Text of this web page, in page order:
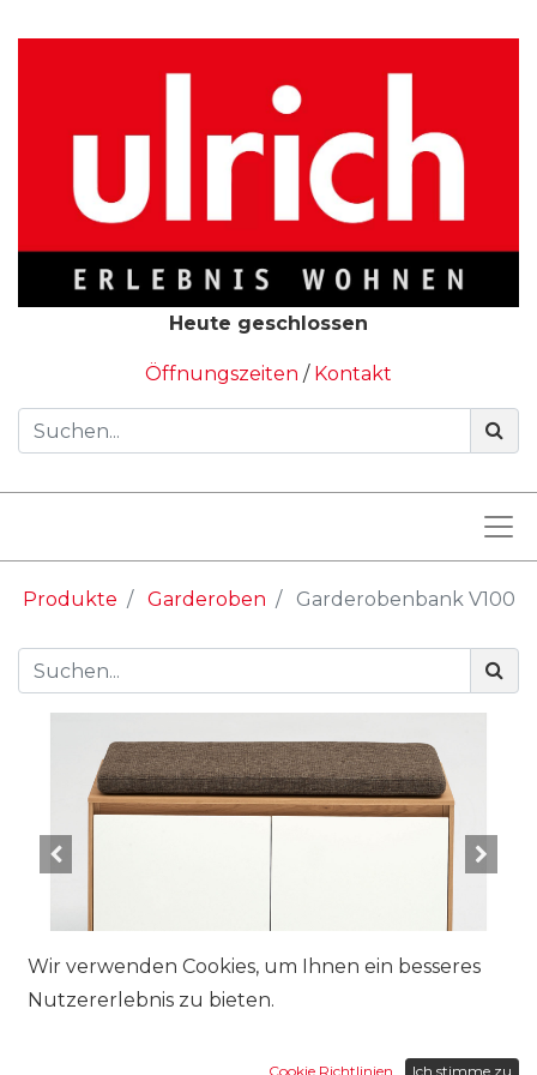
Heute geschlossen
Öffnungszeiten / Kontakt
Produkte Garderoben Garderobenbank V100
Wir verwenden Cookies, um Ihnen ein besseres
Nutzererlebnis zu bieten.
Cookie Richtlinien Ich stimme zu